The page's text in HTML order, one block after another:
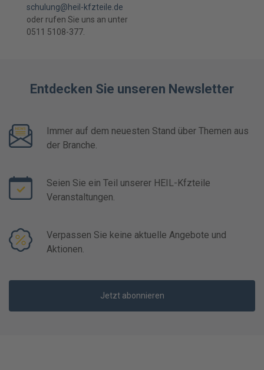
schulung@heil-kfzteile.de
oder rufen Sie uns an unter
0511 5108-377.
Entdecken Sie unseren Newsletter
Immer auf dem neuesten Stand über Themen aus
der Branche.
Seien Sie ein Teil unserer HEIL-Kfzteile
Veranstaltungen.
Verpassen Sie keine aktuelle Angebote und
Aktionen.
Jetzt abonnieren